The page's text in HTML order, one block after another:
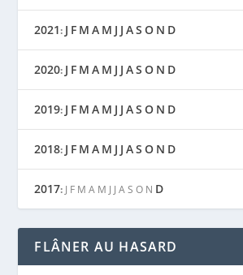
2021: J F M A M J J AS O N D
2020: J F M A M J J AS O N D
2019: J F M A M J J AS O N D
2018: J F M A M J J AS O N D
2017: J F M A M J J A S O N D
FLÂNER AU HASARD